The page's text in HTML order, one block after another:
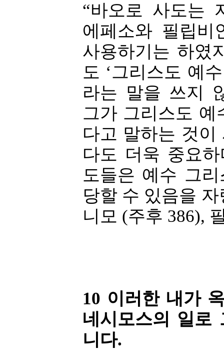
“바오로 사도는
에페소와 필립비
사용하기는 하였
도 ‘그리스도 예
라는 말을 쓰지
그가 그리스도 예
다고 말하는 것
다도 더욱 중요
도들은 예수 그
당할 수 있음을
니모 (주후 386),
10 이러한 내가
네시모스의 일로
니다.